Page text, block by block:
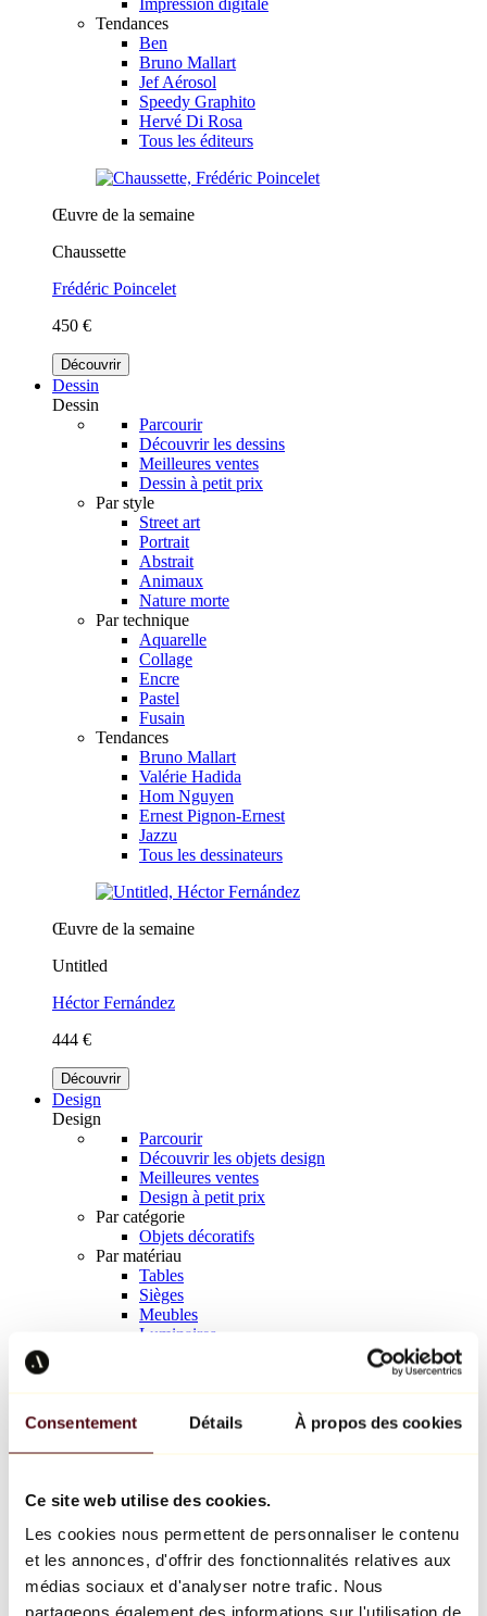
Consentement Détails À propos des cookies
Ce site web utilise des cookies.
Les cookies nous permettent de personnaliser le contenu
et les annonces, d'offrir des fonctionnalités relatives aux
médias sociaux et d'analyser notre trafic. Nous
partageons également des informations sur l'utilisation de
Tendances
Ben
Bruno Mallart
Jef Aérosol
Speedy Graphito
Hervé Di Rosa
Tous les éditeurs
Œuvre de la semaine
Chaussette
Frédéric Poincelet
450 €
Découvrir
Dessin
Dessin
Parcourir
Découvrir les dessins
Meilleures ventes
Dessin à petit prix
Par style
Street art
Portrait
Abstrait
Animaux
Nature morte
Par technique
Aquarelle
Collage
Encre
Pastel
Fusain
Tendances
Bruno Mallart
Valérie Hadida
Hom Nguyen
Ernest Pignon-Ernest
Jazzu
Tous les dessinateurs
Œuvre de la semaine
Untitled
Héctor Fernández
444 €
Découvrir
Design
Design
Parcourir
Découvrir les objets design
Meilleures ventes
Design à petit prix
Par catégorie
Objets décoratifs
Par matériau
Tables
Sièges
Meubles
Luminaires
Richard Orlinski
Keith Haring
Jeff Koons
Jean-Michel Basquiat
Tous les designers
Œuvre de la semaine